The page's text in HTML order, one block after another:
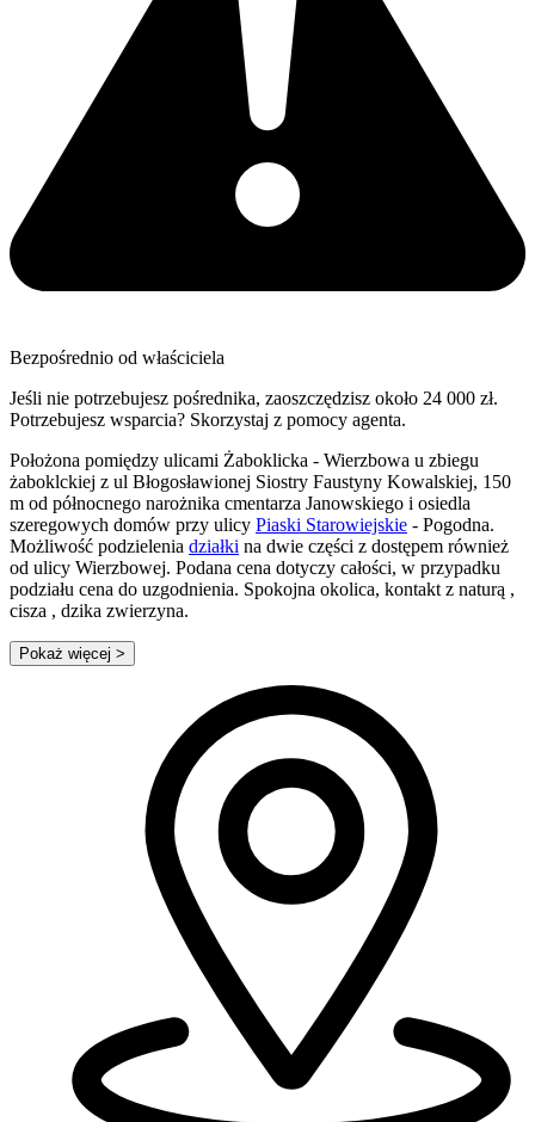
Bezpośrednio od właściciela
Jeśli nie potrzebujesz pośrednika, zaoszczędzisz około 24 000 zł.
Potrzebujesz wsparcia? Skorzystaj z pomocy agenta.
Położona pomiędzy ulicami Żaboklicka - Wierzbowa u zbiegu
żaboklckiej z ul Błogosławionej Siostry Faustyny Kowalskiej, 150
m od północnego narożnika cmentarza Janowskiego i osiedla
szeregowych domów przy ulicy Piaski Starowiejskie - Pogodna.
Możliwość podzielenia działki na dwie części z dostępem również
od ulicy Wierzbowej. Podana cena dotyczy całości, w przypadku
podziału cena do uzgodnienia. Spokojna okolica, kontakt z naturą ,
cisza , dzika zwierzyna.
Pokaż więcej >